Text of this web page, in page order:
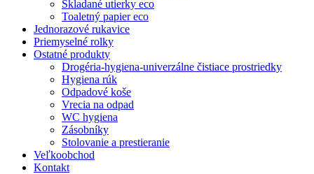
Skladané utierky eco
Toaletný papier eco
Jednorazové rukavice
Priemyselné rolky
Ostatné produkty
Drogéria-hygiena-univerzálne čistiace prostriedky
Hygiena rúk
Odpadové koše
Vrecia na odpad
WC hygiena
Zásobníky
Stolovanie a prestieranie
Veľkoobchod
Kontakt